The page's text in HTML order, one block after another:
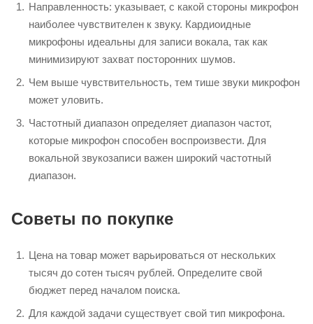
Направленность: указывает, с какой стороны микрофон
наиболее чувствителен к звуку. Кардиоидные
микрофоны идеальны для записи вокала, так как
минимизируют захват посторонних шумов.
Чем выше чувствительность, тем тише звуки микрофон
может уловить.
Частотный диапазон определяет диапазон частот,
которые микрофон способен воспроизвести. Для
вокальной звукозаписи важен широкий частотный
диапазон.
Советы по покупке
Цена на товар может варьироваться от нескольких
тысяч до сотен тысяч рублей. Определите свой
бюджет перед началом поиска.
Для каждой задачи существует свой тип микрофона.